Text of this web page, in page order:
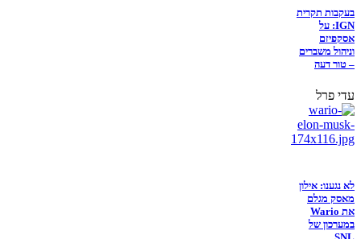
בעקבות תקרית
IGN: על
אסקפיזם
וניהול משברים
– טור דעה
עדי פרל
לא נגענו: אילון
מאסק מגלם
את Wario
במערכון של